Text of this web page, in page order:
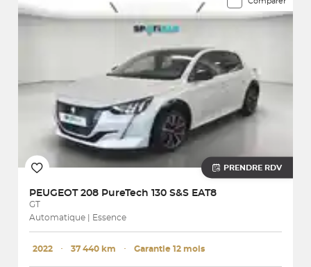
PRENDRE RDV
PEUGEOT 208 PureTech 130 S&S EAT8
GT
Automatique | Essence
2022 ･ 37 440 km ･ Garantie 12 mois